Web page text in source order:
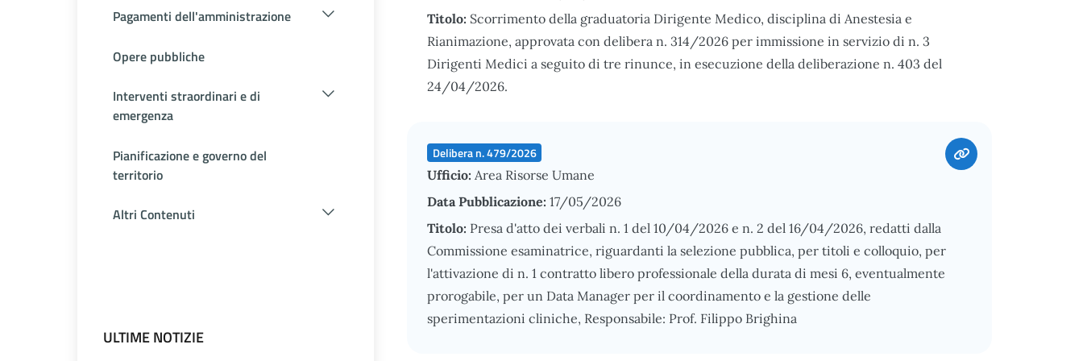
Pagamenti dell'amministrazione
Opere pubbliche
Interventi straordinari e di
emergenza
Pianificazione e governo del
territorio
Altri Contenuti
ULTIME NOTIZIE
Titolo: Scorrimento della graduatoria Dirigente Medico, disciplina di Anestesia e
Rianimazione, approvata con delibera n. 314/2026 per immissione in servizio di n. 3
Dirigenti Medici a seguito di tre rinunce, in esecuzione della deliberazione n. 403 del
24/04/2026.
Delibera n. 479/2026
Ufficio: Area Risorse Umane
Data Pubblicazione: 17/05/2026
Titolo: Presa d'atto dei verbali n. 1 del 10/04/2026 e n. 2 del 16/04/2026, redatti dalla
Commissione esaminatrice, riguardanti la selezione pubblica, per titoli e colloquio, per
l'attivazione di n. 1 contratto libero professionale della durata di mesi 6, eventualmente
prorogabile, per un Data Manager per il coordinamento e la gestione delle
sperimentazioni cliniche, Responsabile: Prof. Filippo Brighina